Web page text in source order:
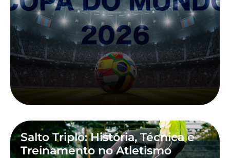
Salto Triplo: História, Técnica e
Treinamento no Atletismo